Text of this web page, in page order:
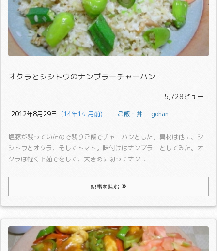
オクラとシシトウのナンプラーチャーハン
5,728ビュー
2012年8月29日
  (14年1ヶ月前)
ご飯・丼 gohan
塩豚が残っていたので残りご飯でチャーハンとした。 具材は他に、シ
シトウとオクラ、そしてトマト。味付けはナンプラーとしてみた。 オ
クラは軽く下茹でをして、大きめに切ってナン ...
記事を読む